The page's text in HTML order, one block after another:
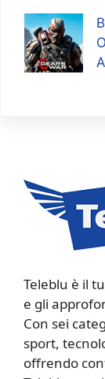
Teleblu è il
e gli
Con sei
sport,
offrendo